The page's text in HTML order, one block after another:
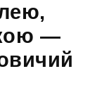
—